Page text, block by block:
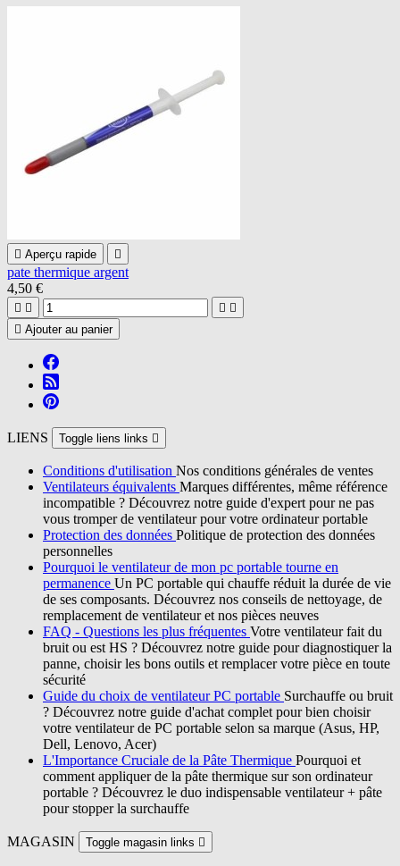
 Aperçu rapide 
pate thermique argent
4,50 €
   
 Ajouter au panier
LIENS Toggle liens links 
Conditions d'utilisation Nos conditions générales de ventes
Ventilateurs équivalents Marques différentes, même référence
incompatible ? Découvrez notre guide d'expert pour ne pas
vous tromper de ventilateur pour votre ordinateur portable
Protection des données Politique de protection des données
personnelles
Pourquoi le ventilateur de mon pc portable tourne en
permanence Un PC portable qui chauffe réduit la durée de vie
de ses composants. Découvrez nos conseils de nettoyage, de
remplacement de ventilateur et nos pièces neuves
FAQ - Questions les plus fréquentes Votre ventilateur fait du
bruit ou est HS ? Découvrez notre guide pour diagnostiquer la
panne, choisir les bons outils et remplacer votre pièce en toute
sécurité
Guide du choix de ventilateur PC portable Surchauffe ou bruit
? Découvrez notre guide d'achat complet pour bien choisir
votre ventilateur de PC portable selon sa marque (Asus, HP,
Dell, Lenovo, Acer)
L'Importance Cruciale de la Pâte Thermique Pourquoi et
comment appliquer de la pâte thermique sur son ordinateur
portable ? Découvrez le duo indispensable ventilateur + pâte
pour stopper la surchauffe
MAGASIN Toggle magasin links 